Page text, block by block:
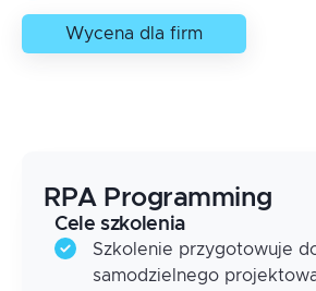
Wycena dla firm
RPA Programming
Cele szkolenia
Szkolenie przygotowuje
samodzielnego